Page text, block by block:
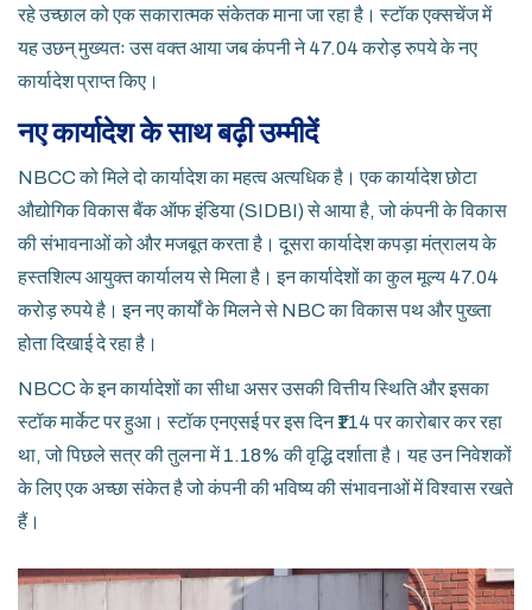
रहे उच्छाल को एक सकारात्मक संकेतक माना जा रहा है। स्टॉक एक्सचेंज में
यह उछन् मुख्यतः उस वक्त आया जब कंपनी ने 47.04 करोड़ रुपये के नए
कार्यादेश प्राप्त किए।
नए कार्यादेश के साथ बढ़ी उम्मीदें
NBCC को मिले दो कार्यादेश का महत्व अत्यधिक है। एक कार्यादेश छोटा
औद्योगिक विकास बैंक ऑफ इंडिया (SIDBI) से आया है, जो कंपनी के विकास
की संभावनाओं को और मजबूत करता है। दूसरा कार्यादेश कपड़ा मंत्रालय के
हस्तशिल्प आयुक्त कार्यालय से मिला है। इन कार्यादेशों का कुल मूल्य 47.04
करोड़ रुपये है। इन नए कार्यों के मिलने से NBC का विकास पथ और पुख्ता
होता दिखाई दे रहा है।
NBCC के इन कार्यादेशों का सीधा असर उसकी वित्तीय स्थिति और इसका
स्टॉक मार्केट पर हुआ। स्टॉक एनएसई पर इस दिन ₹114 पर कारोबार कर रहा
था, जो पिछले सत्र की तुलना में 1.18% की वृद्धि दर्शाता है। यह उन निवेशकों
के लिए एक अच्छा संकेत है जो कंपनी की भविष्य की संभावनाओं में विश्वास रखते
हैं।